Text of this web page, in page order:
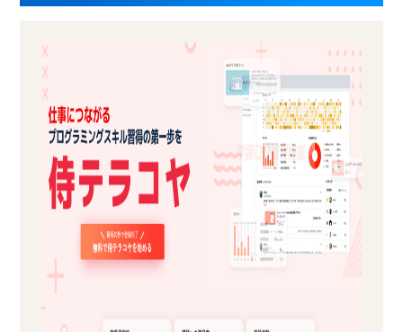
オープンリダイレクタ
クローキング防御
Web会議システムあり
ディベート投稿
クッキー保護
メールシステムあり
レポート提出
ゼロデイ防御
タレントパレット（eラー